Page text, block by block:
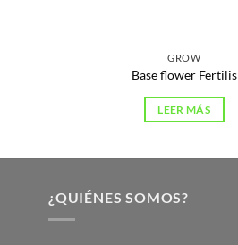
GROW
Base flower Fertilis
LEER MÁS
¿QUIÉNES SOMOS?